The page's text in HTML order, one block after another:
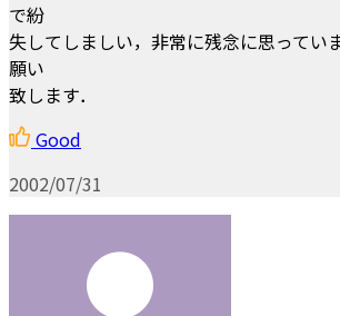
で紛
失してしましい，非常に残念に思ってい
願い
致します．
Good
2002/07/31